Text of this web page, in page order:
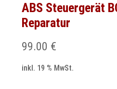
ABS Steuergerät
Reparatur
99.00 €
inkl. 19 % MwSt.